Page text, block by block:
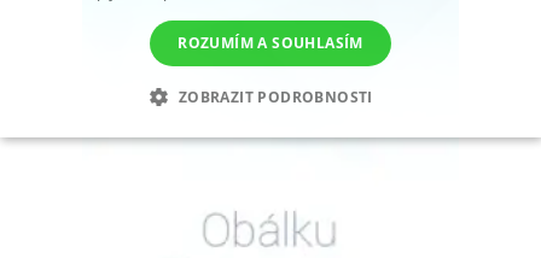
ROZUMÍM A SOUHLASÍM
ZOBRAZIT PODROBNOSTI
NEZBYTNÉ ANALYTICKÉ MARKETINGOVÉ